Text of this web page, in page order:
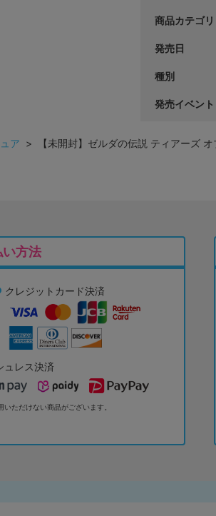
商品カテゴリ
発売日
種別
発売イベント
ア > 【未開封】ゼルダの伝説 ティアーズ
方法
クレジットカード決済
ュレス決済
いただけない商品がございます。